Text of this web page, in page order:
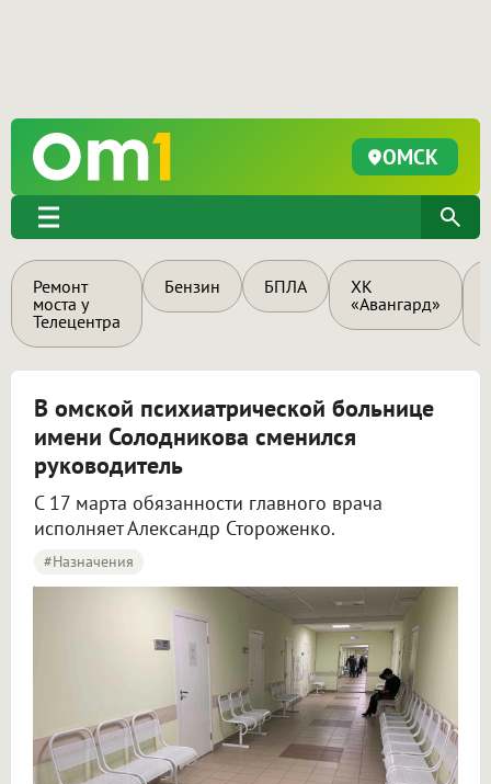
ОМСК
Ремонт
моста у
Телецентра
Бензин БПЛА
ХК
«Авангард»
В омской психиатрической больнице
имени Солодникова сменился
руководитель
С 17 марта обязанности главного врача
исполняет Александр Стороженко.
#назначения